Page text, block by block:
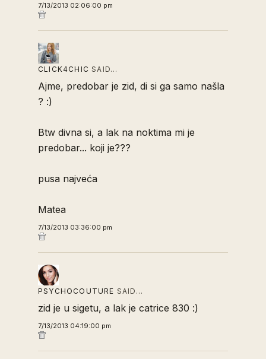
7/13/2013 02:06:00 pm
CLICK4CHIC SAID…
Ajme, predobar je zid, di si ga samo našla
? :)
Btw divna si, a lak na noktima mi je
predobar... koji je???
pusa najveća
Matea
7/13/2013 03:36:00 pm
PSYCHOCOUTURE SAID…
zid je u sigetu, a lak je catrice 830 :)
7/13/2013 04:19:00 pm